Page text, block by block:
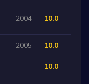
2004 10.0
2005 10.0
- 10.0